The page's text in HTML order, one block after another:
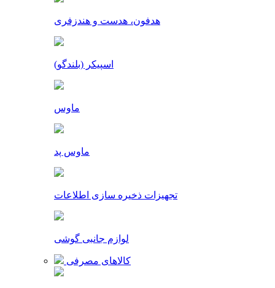
هدفون، هدست و هندزفری
اسپیکر (بلندگو)
ماوس
ماوس پد
تجهیزات ذخیره سازی اطلاعات
لوازم جانبی گوشی
کالاهای مصرفی